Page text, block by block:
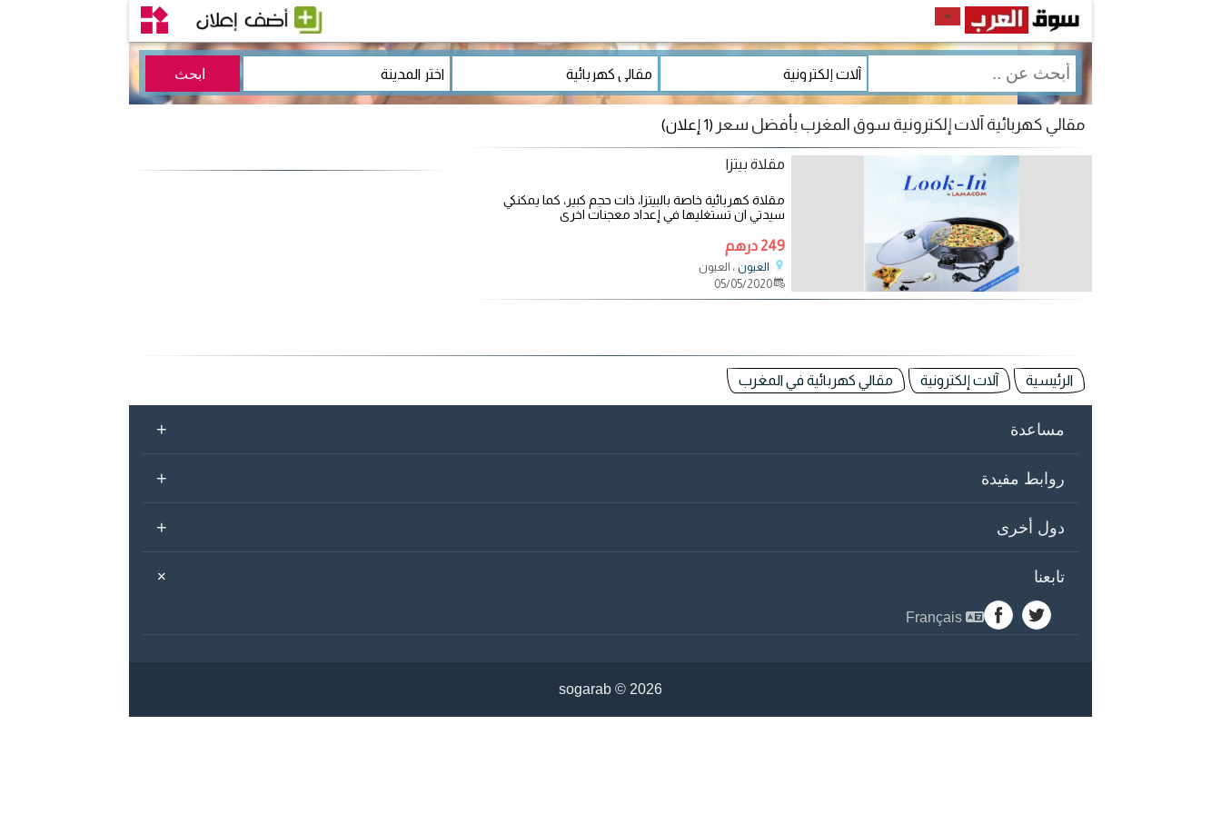
مقالي كهربائية آلات إلكترونية سوق المغرب بأفضل سعر (1 إعلان)
مقلاة بيتزا
مقلاة كهربائية خاصة بالبيتزا، ذات حجم كبير، كما يمكنكي
سيدتي ان تستغليها في إعداد معجنات اخرى
249 درهم
العيون ، العيون
05/05/2020
الرئيسية آلات إلكترونية مقالي كهربائية في المغرب
مساعدة +
روابط مفيدة +
دول أخرى +
تابعنا +
sogarab © 2026